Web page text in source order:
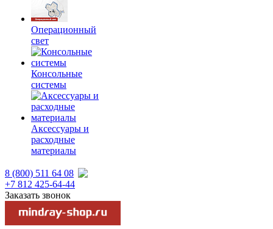
Операционный
свет
Консольные
системы
Аксессуары и
расходные
материалы
8 (800) 511 64 08
+7 812 425-64-44
Заказать звонок